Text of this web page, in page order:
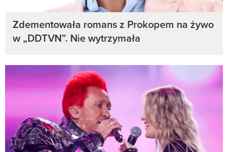
Zdementowała romans z Prokopem na żywo
w „DDTVN”. Nie wytrzymała